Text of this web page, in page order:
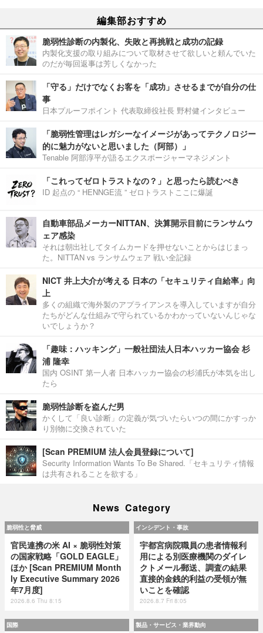
編集部おすすめ
脆弱性診断の内製化、失敗と再挑戦と成功の記録
内製化支援の取り組みについて取材させて欲しいと頼んでいた
のだが毎回返事は芳しくなかった
「守る」だけでなくお客を「成功」させるまでが自分の仕
事
日本プルーフポイント 代表取締役社長 野村健インタビュー
「脆弱性管理はレガシーなイメージがあってテクノロジー
的に魅力がないと思いました（阿部）」
Tenable 阿部淳平が語るエクスポージャーマネジメント
「これってゼロトラストなの？」と思ったら読むべき
ID 起点の “ HENNGE流 ” ゼロトラストここに爆誕
自動車部品メーカーNITTAN、決算開示目前にランサムウ
ェア感染
それは朝出社してタイムカードを押せないことからはじまっ
た。NITTAN vs ランサムウェア 戦い全記録
NICT 井上大介が考える 日本の「セキュリティ自給率」向
上
多くの組織で海外製のアプライアンスを導入していますが自分
たちがどんな仕組みで守られているかわかっていないんじゃな
いでしょうか？
「趣味：ハッキング」一般社団法人日本ハッカー協会 杉
浦 隆幸
国内 OSINT 第一人者 日本ハッカー協会の杉浦氏が本気を出し
たら
脆弱性診断を盗んだ男
かくして「良い診断」の定義が気づいたらいつの間にかすっか
り別物に交換されていた
[Scan PREMIUM 法人会員登録について]
Security Information Wants To Be Shared.「セキュリティ情報
は共有されることを欲する」
News Category
脆弱性と脅威
官民連携の米 AI × 脆弱性対策
の国家戦略「GOLD EAGLE」
ほか [Scan PREMIUM Month
ly Executive Summary 2026
年7月度]
2026.8.6 Thu 8:15
インシデント・事故
宇都宮病院職員の患者情報利
用による別医療機関のダイレ
クトメール郵送、調査の結果
直接的金銭的利益の受領が無
いことを確認
2026.8.7 Fri 8:05
国際 製品・サービス・業界動向